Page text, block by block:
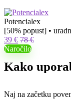
Potencialex
[50% popust] •
39 € 78 €
Naročilo
Kako
Naj na začetku